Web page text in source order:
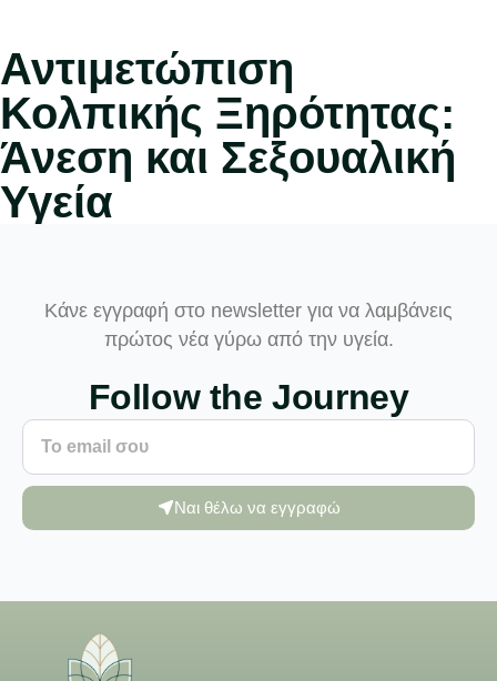
Αντιμετώπιση
Κολπικής Ξηρότητας:
Άνεση και Σεξουαλική
Υγεία
Κάνε εγγραφή στο newsletter για να λαμβάνεις
πρώτος νέα γύρω από την υγεία.
Follow the Journey
Ναι θέλω να εγγραφώ